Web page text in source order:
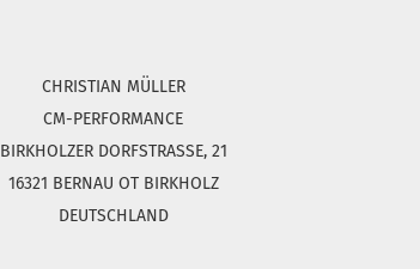
CHRISTIAN MÜLLER
CM-PERFORMANCE
BIRKHOLZER DORFSTRASSE, 21
16321 BERNAU OT BIRKHOLZ
DEUTSCHLAND